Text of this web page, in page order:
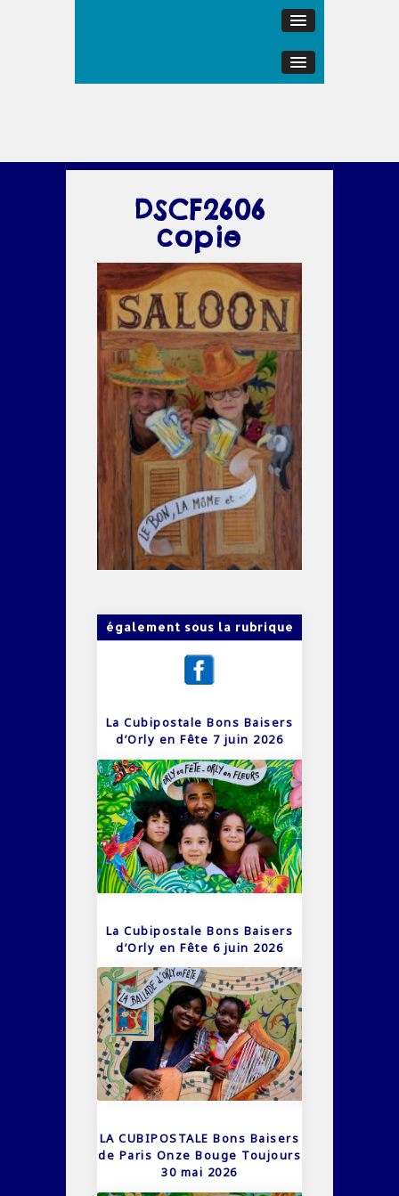
DSCF2606
copie
également sous la rubrique
La Cubipostale Bons Baisers
d’Orly en Fête 7 juin 2026
La Cubipostale Bons Baisers
d’Orly en Fête 6 juin 2026
LA CUBIPOSTALE Bons Baisers
de Paris Onze Bouge Toujours
30 mai 2026